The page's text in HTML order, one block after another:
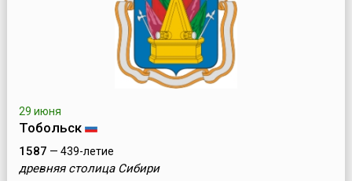
29 июня
Тобольск
1587 — 439-летие
древняя столица Сибири